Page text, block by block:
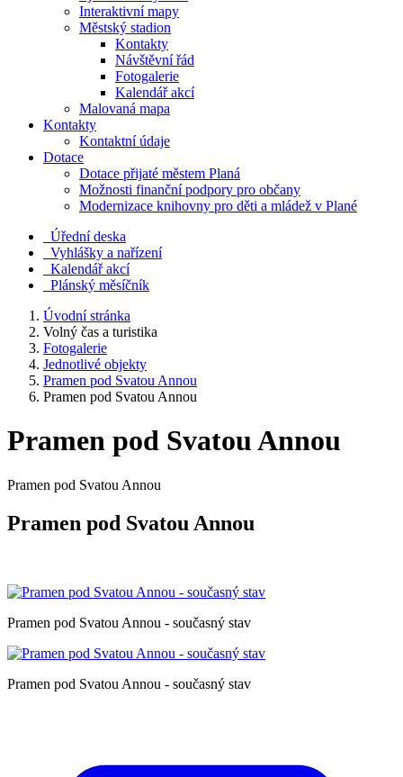
Interaktivní mapy
Městský stadion
Kontakty
Návštěvní řád
Fotogalerie
Kalendář akcí
Malovaná mapa
Kontakty
Kontaktní údaje
Dotace
Dotace přijaté městem Planá
Možnosti finanční podpory pro občany
Modernizace knihovny pro děti a mládež v Plané
Úřední deska
Vyhlášky a nařízení
Kalendář akcí
Plánský měsíčník
Úvodní stránka
Volný čas a turistika
Fotogalerie
Jednotlivé objekty
Pramen pod Svatou Annou
Pramen pod Svatou Annou
Pramen pod Svatou Annou
Pramen pod Svatou Annou
Pramen pod Svatou Annou
Pramen pod Svatou Annou - současný stav
Pramen pod Svatou Annou - současný stav